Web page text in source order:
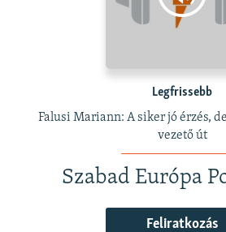
Legfrissebb
Falusi Mariann: A siker jó érzés,
vezető út
Szabad Európa
Feliratkozás